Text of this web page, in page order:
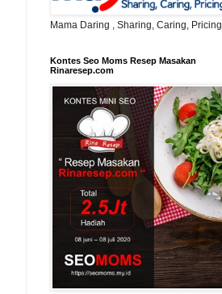
Mama Daring , Sharing, Caring, Pricing
Kontes Seo Moms Resep Masakan
Rinaresep.com